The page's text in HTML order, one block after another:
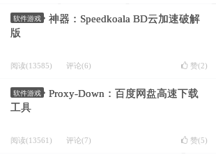
软件游戏
神器：Speedkoala BD云加速破解
版
阅读(13585) 评论(6) 赞(2)
软件游戏
Proxy-Down：百度网盘高速下载
工具
阅读(13561) 评论(7) 赞(5)